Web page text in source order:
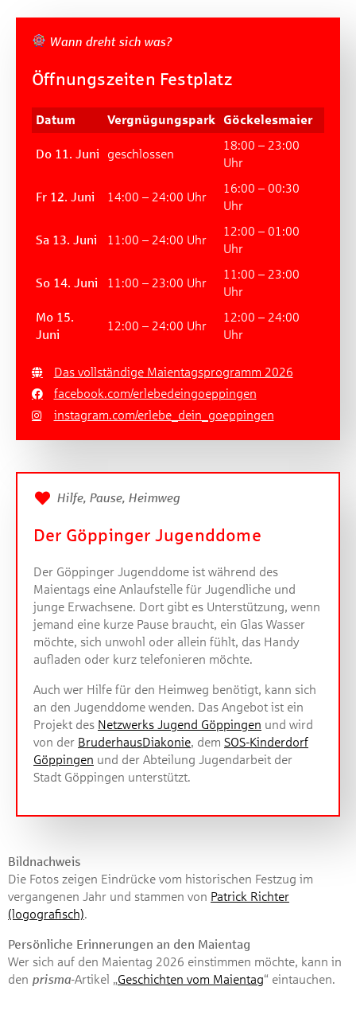
Wann dreht sich was?
Öffnungszeiten Festplatz
Datum Vergnügungspark Göckelesmaier
Do 11. Juni geschlossen
18:00 – 23:00
Uhr
Fr 12. Juni 14:00 – 24:00 Uhr
16:00 – 00:30
Uhr
Sa 13. Juni 11:00 – 24:00 Uhr
12:00 – 01:00
Uhr
So 14. Juni 11:00 – 23:00 Uhr
11:00 – 23:00
Uhr
Mo 15.
Juni
12:00 – 24:00 Uhr
12:00 – 24:00
Uhr
Das vollständige Maientagsprogramm 2026
facebook.com/erlebedeingoeppingen
instagram.com/erlebe_dein_goeppingen
Hilfe, Pause, Heimweg
Der Göppinger Jugenddome
Der Göppinger Jugenddome ist während des
Maientags eine Anlaufstelle für Jugendliche und
junge Erwachsene. Dort gibt es Unterstützung, wenn
jemand eine kurze Pause braucht, ein Glas Wasser
möchte, sich unwohl oder allein fühlt, das Handy
aufladen oder kurz telefonieren möchte.
Auch wer Hilfe für den Heimweg benötigt, kann sich
an den Jugenddome wenden. Das Angebot ist ein
Projekt des Netzwerks Jugend Göppingen und wird
von der BruderhausDiakonie, dem SOS-Kinderdorf
Göppingen und der Abteilung Jugendarbeit der
Stadt Göppingen unterstützt.
Bildnachweis
Die Fotos zeigen Eindrücke vom historischen Festzug im
vergangenen Jahr und stammen von Patrick Richter
(logografisch).
Persönliche Erinnerungen an den Maientag
Wer sich auf den Maientag 2026 einstimmen möchte, kann in
den prisma-Artikel „Geschichten vom Maientag“ eintauchen.